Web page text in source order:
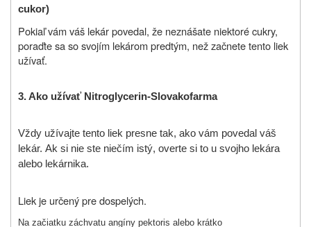
cukor)
Pokiaľ vám váš lekár povedal, že neznášate niektoré cukry,
poraďte sa so svojím lekárom predtým, než začnete tento liek
užívať.
3. Ako užívať Nitroglycerin-Slovakofarma
Vždy užívajte tento liek presne tak, ako vám povedal váš
lekár. Ak si nie ste niečím istý, overte si to u svojho lekára
alebo lekárnika.
Liek je určený pre dospelých.
Na začiatku záchvatu angíny pektoris alebo krátko